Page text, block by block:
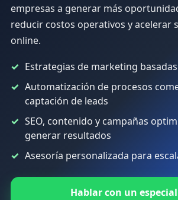
empresas a generar más
reducir costos operativos y acelerar
online.
Estrategias de marketing
Automatización de procesos
captación de leads
SEO, contenido y campañas
generar resultados
Asesoría personalizada para
Hablar con un